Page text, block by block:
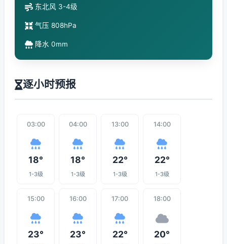
东北风 3-4级
气压 808hPa
降水 0mm
逐小时预报
03:00
18°
1-3级
04:00
18°
1-3级
13:00
22°
1-3级
14:00
22°
1-3级
15:00
23°
16:00
23°
17:00
22°
18:00
20°